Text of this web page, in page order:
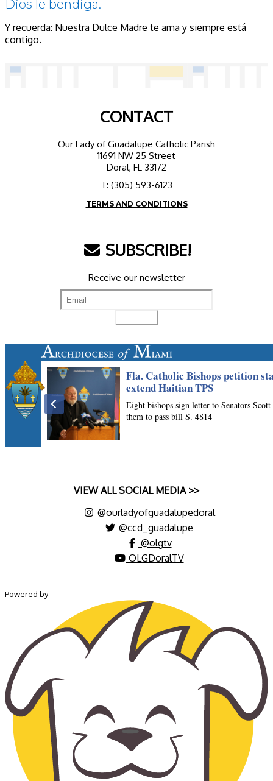
Dios le bendiga.
Y recuerda: Nuestra Dulce Madre te ama y siempre está
contigo.
CONTACT
Our Lady of Guadalupe Catholic Parish
11691 NW 25 Street
Doral, FL 33172
T: (305) 593-6123
TERMS AND CONDITIONS
SUBSCRIBE!
Receive our newsletter
VIEW ALL SOCIAL MEDIA >>
@ourladyofguadalupedoral
@ccd_guadalupe
@olgtv
OLGDoralTV
Powered by